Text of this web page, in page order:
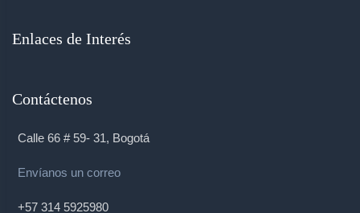
Enlaces de Interés
Contáctenos
Calle 66 # 59- 31, Bogotá
Envíanos un correo
+57 314 5925980